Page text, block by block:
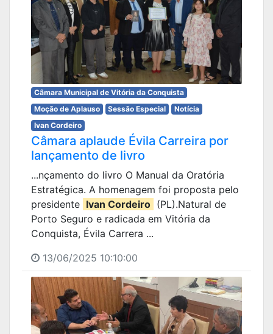
Câmara Municipal de Vitória da Conquista
Moção de Aplauso
Sessão Especial
Notícia
Ivan Cordeiro
Câmara aplaude Évila Carreira por
lançamento de livro
...nçamento do livro O Manual da Oratória
Estratégica. A homenagem foi proposta pelo
presidente Ivan Cordeiro (PL).Natural de
Porto Seguro e radicada em Vitória da
Conquista, Évila Carrera ...
13/06/2025 10:10:00